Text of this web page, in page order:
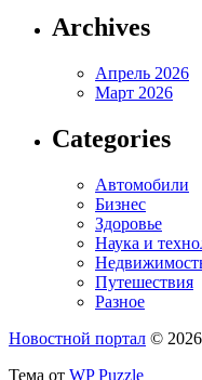
Archives
Апрель 2026
Март 2026
Categories
Автомобили
Бизнес
Здоровье
Наука и
Путешествия
Разное
Новостной портал © 2026
Тема от WP Puzzle